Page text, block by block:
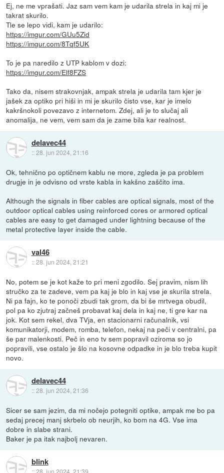
Ej, ne me vprašati. Jaz sam vem kam je udarila strela in kaj mi je
takrat skurilo.
Tle se lepo vidi, kam je udarilo:
https://imgur.com/GUu5Zid
https://imgur.com/8Tqf5UK
To je pa naredilo z UTP kablom v dozi:
https://imgur.com/Elf8FZS
Tako da, nisem strakovnjak, ampak strela je udarila tam kjer je
jašek za optiko pri hiši in mi je skurilo čisto vse, kar je imelo
kakršnokoli povezavo z internetom. Zdej, ali je to slučaj ali
anomalija, ne vem, vem sam da je zame bila kar realnost.
delavec44
::28. jun 2024, 21:16
Ok, tehnično po optičnem kablu ne more, zgleda je pa problem
drugje in je odvisno od vrste kabla in kakšno zaščito ima.
Although the signals in fiber cables are optical signals, most of the
outdoor optical cables using reinforced cores or armored optical
cables are easy to get damaged under lightning because of the
metal protective layer inside the cable.
val46
::28. jun 2024, 21:21
No, potem se je kot kaže to pri meni zgodilo. Sej pravim, nism lih
stručko za te zadeve, vem pa kaj je blo in kaj vse je skurila strela.
Ni pa fajn, ko te ponoči zbudi tak grom, da bi še mrtvega obudil,
pol pa ko zjutraj začneš probavat kaj dela in kaj ne, ti gre kar na
jok. Kot sem rekel, dva TVja, en stacionarni računalnik, vsi
komunikatorji, modem, romba, telefon, nekaj na peči v centralni, pa
še par malenkosti. Peč in eno tv sem popravil oziroma so jo
popravili, vse ostalo je šlo na kosovne odpadke in je blo treba kupit
novo.
delavec44
::28. jun 2024, 21:36
Sicer se sam jezim, da mi nočejo potegniti optike, ampak me bo pa
sedaj precej manj skrbelo ob neurjih, ko bom na 4G. Vse ima
dobre in slabe strani.
Baker je pa itak najbolj nevaren.
blink
::28. jun 2024, 21:39